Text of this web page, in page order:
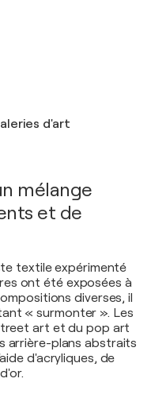
d'art
mélange
et de
textile expérimenté
ont été exposées à
diverses, il
« surmonter ». Les
art et du pop art
arrière-plans abstraits
d'acryliques, de